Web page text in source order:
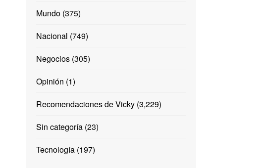
Mundo(375)
Nacional (749)
Negocios(305)
Opinión (1)
Recomendaciones de Vicky(3,229)
Sin categoría(23)
Tecnología(197)